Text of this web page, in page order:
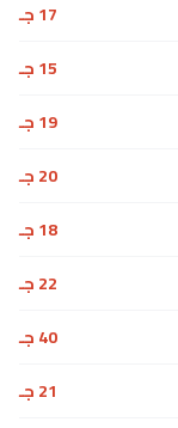
17 جـ
15 جـ
19 جـ
20 جـ
18 جـ
22 جـ
40 جـ
21 جـ